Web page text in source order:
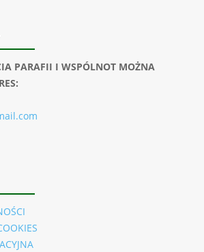
PARAFII I WSPÓLNOT MOŻNA